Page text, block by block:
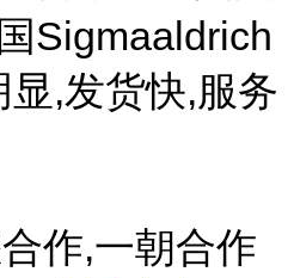
Sigmaaldrich
,发货快,服务
作,一朝合作